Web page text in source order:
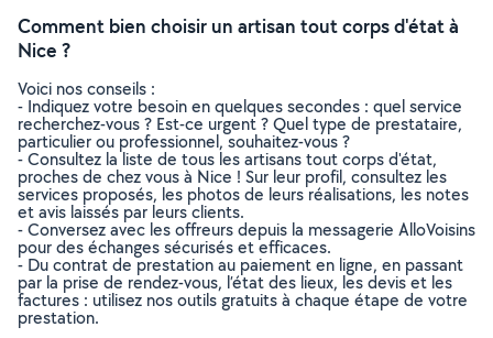
Comment bien choisir un artisan tout corps d'état à
Nice ?
Voici nos conseils :
- Indiquez votre besoin en quelques secondes : quel service
recherchez-vous ? Est-ce urgent ? Quel type de prestataire,
particulier ou professionnel, souhaitez-vous ?
- Consultez la liste de tous les artisans tout corps d'état,
proches de chez vous à Nice ! Sur leur profil, consultez les
services proposés, les photos de leurs réalisations, les notes
et avis laissés par leurs clients.
- Conversez avec les offreurs depuis la messagerie AlloVoisins
pour des échanges sécurisés et efficaces.
- Du contrat de prestation au paiement en ligne, en passant
par la prise de rendez-vous, l’état des lieux, les devis et les
factures : utilisez nos outils gratuits à chaque étape de votre
prestation.